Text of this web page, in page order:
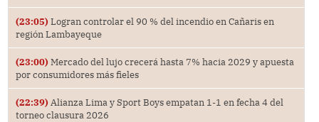
(23:05) Logran controlar el 90 % del incendio en Cañaris en
región Lambayeque
(23:00) Mercado del lujo crecerá hasta 7% hacia 2029 y apuesta
por consumidores más fieles
(22:39) Alianza Lima y Sport Boys empatan 1-1 en fecha 4 del
torneo clausura 2026